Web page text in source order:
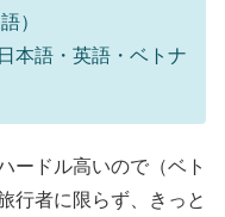
）
本語・英語・ベトナ
ードル高いので（ベト
行者に限らず、きっと